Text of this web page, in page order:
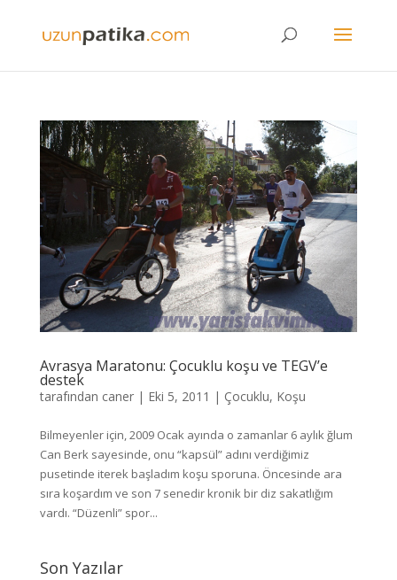
Avrasya Maratonu: Çocuklu koşu ve TEGV’e
destek
tarafından caner| Eki 5, 2011 | Çocuklu, Koşu
Bilmeyenler için, 2009 Ocak ayında o zamanlar 6 aylık ğlum
Can Berk sayesinde, onu “kapsül” adını verdiğimiz
pusetinde iterek başladım koşu sporuna. Öncesinde ara
sıra koşardım ve son 7 senedir kronik bir diz sakatlığım
vardı. “Düzenli” spor...
Son Yazılar